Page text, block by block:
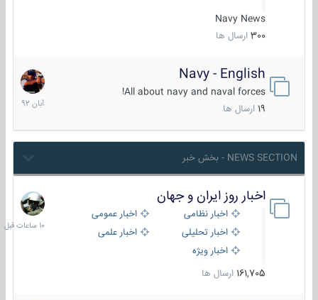
Navy News
300 ارسال ها
Navy - English
All about navy and naval forces!
ارسال ها
22
آبان
1392
NEWS SECTION - بخش خبر
اخبار روز ایران و جهان
اخبار نظامی
اخبار عمومی
اخبار تحلیلی
اخبار علمی
اخبار ویژه
161,705 ارسال ها
10
ساعات
قبل